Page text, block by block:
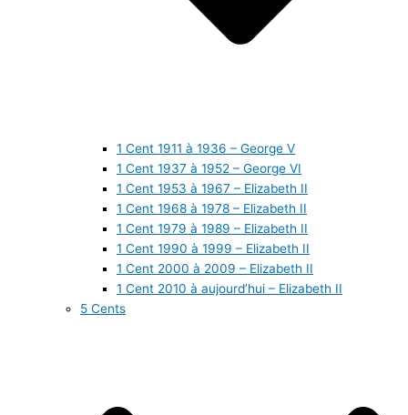
1 Cent 1911 à 1936 – George V
1 Cent 1937 à 1952 – George VI
1 Cent 1953 à 1967 – Elizabeth II
1 Cent 1968 à 1978 – Elizabeth II
1 Cent 1979 à 1989 – Elizabeth II
1 Cent 1990 à 1999 – Elizabeth II
1 Cent 2000 à 2009 – Elizabeth II
1 Cent 2010 à aujourd’hui – Elizabeth II
5 Cents